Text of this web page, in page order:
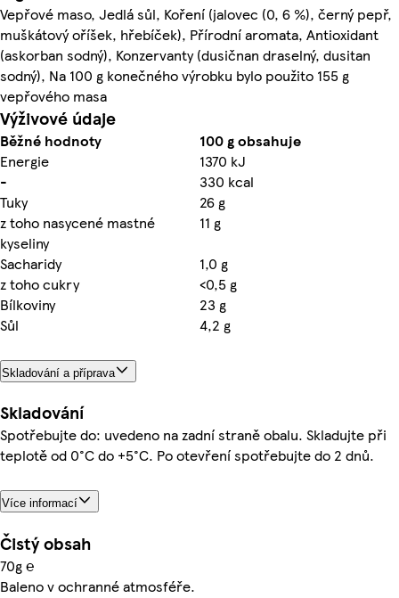
Vepřové maso, Jedlá sůl, Koření (jalovec (0, 6 %), černý pepř,
muškátový oříšek, hřebíček), Přírodní aromata, Antioxidant
(askorban sodný), Konzervanty (dusičnan draselný, dusitan
sodný), Na 100 g konečného výrobku bylo použito 155 g
vepřového masa
Výživové údaje
Běžné hodnoty
100 g obsahuje
Energie
1370 kJ
-
330 kcal
Tuky
26 g
z toho nasycené mastné
kyseliny
11 g
Sacharidy
1,0 g
z toho cukry
<0,5 g
Bílkoviny
23 g
Sůl
4,2 g
Skladování a příprava
Skladování
Spotřebujte do: uvedeno na zadní straně obalu. Skladujte při
teplotě od 0°C do +5°C. Po otevření spotřebujte do 2 dnů.
Více informací
Čistý obsah
70g ℮
Baleno v ochranné atmosféře.